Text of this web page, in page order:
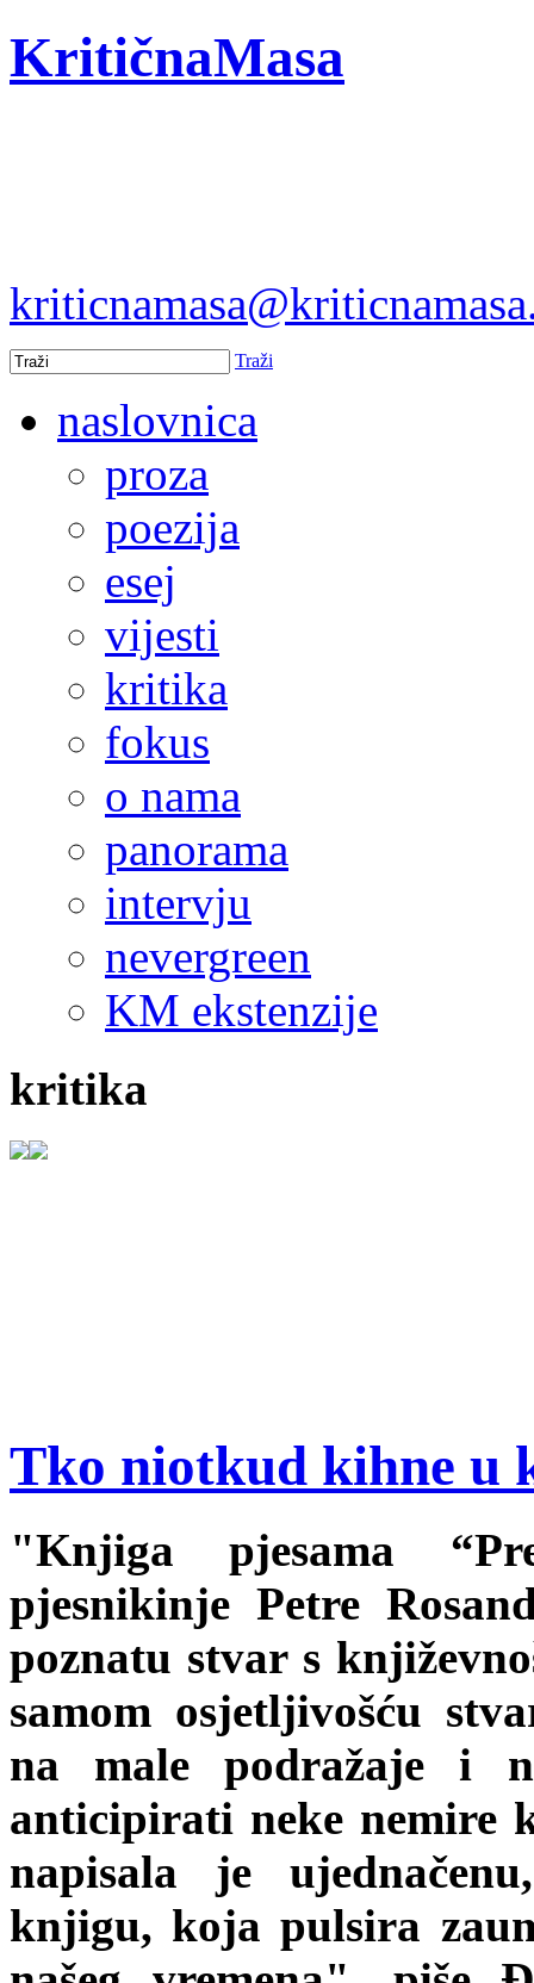
KritičnaMasa
Traži
naslovnica
proza
poezija
esej
vijesti
kritika
fokus
o nama
panorama
intervju
nevergreen
KM ekstenzije
kritika
Tko niotkud kihne u
"Knjiga pjesama
pjesnikinje Petre
poznatu stvar s
samom osjetljivošću
na male podražaje i
anticipirati neke nemire
napisala je
knjigu, koja pulsira